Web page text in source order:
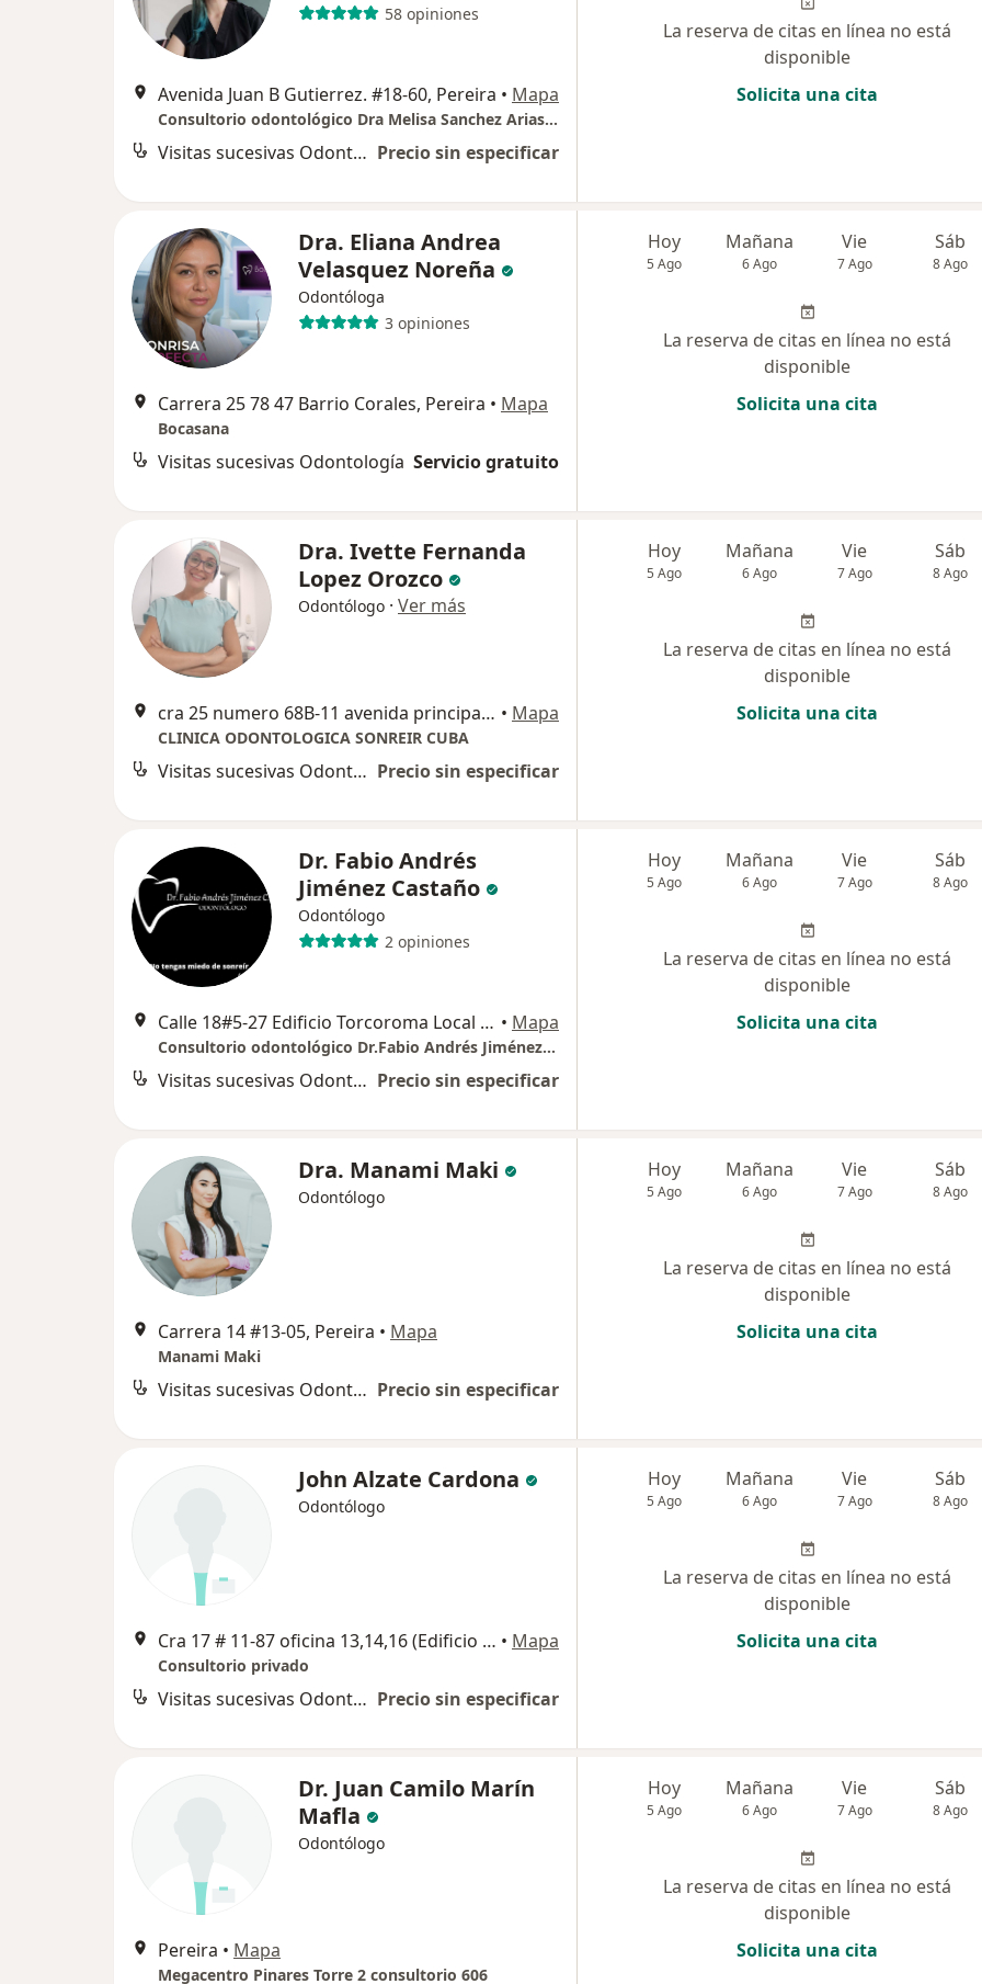
58 opiniones
Avenida Juan B Gutierrez. #18-60, Pereira • Mapa
Consultorio odontológico Dra Melisa Sanchez Arias / Oval Médica consultorio 408
Visitas sucesivas Odontología Precio sin especificar
La reserva de citas en línea no está
disponible
Solicita una cita
Dra. Eliana Andrea
Velasquez Noreña
Odontóloga
3 opiniones
Carrera 25 78 47 Barrio Corales, Pereira • Mapa
Bocasana
Visitas sucesivas Odontología Servicio gratuito
Hoy
5 Ago
Mañana
6 Ago
Vie
7 Ago
Sáb
8 Ago
La reserva de citas en línea no está
disponible
Solicita una cita
Dra. Ivette Fernanda
Lopez Orozco
Odontólogo · Ver más
cra 25 numero 68B-11 avenida principal de Cuba, Pereira • Mapa
CLINICA ODONTOLOGICA SONREIR CUBA
Visitas sucesivas Odontología Precio sin especificar
Hoy
5 Ago
Mañana
6 Ago
Vie
7 Ago
Sáb
8 Ago
La reserva de citas en línea no está
disponible
Solicita una cita
Dr. Fabio Andrés
Jiménez Castaño
Odontólogo
2 opiniones
Calle 18#5-27 Edificio Torcoroma Local 203, Pereira • Mapa
Consultorio odontológico Dr.Fabio Andrés Jiménez C.
Visitas sucesivas Odontología Precio sin especificar
Hoy
5 Ago
Mañana
6 Ago
Vie
7 Ago
Sáb
8 Ago
La reserva de citas en línea no está
disponible
Solicita una cita
Dra. Manami Maki
Odontólogo
Carrera 14 #13-05, Pereira • Mapa
Manami Maki
Visitas sucesivas Odontología Precio sin especificar
Hoy
5 Ago
Mañana
6 Ago
Vie
7 Ago
Sáb
8 Ago
La reserva de citas en línea no está
disponible
Solicita una cita
John Alzate Cardona
Odontólogo
Cra 17 # 11-87 oficina 13,14,16 (Edificio Pinares de San martin, Pereira • Mapa
Consultorio privado
Visitas sucesivas Odontología Precio sin especificar
Hoy
5 Ago
Mañana
6 Ago
Vie
7 Ago
Sáb
8 Ago
La reserva de citas en línea no está
disponible
Solicita una cita
Dr. Juan Camilo Marín
Mafla
Odontólogo
Pereira • Mapa
Megacentro Pinares Torre 2 consultorio 606
Hoy
5 Ago
Mañana
6 Ago
Vie
7 Ago
Sáb
8 Ago
La reserva de citas en línea no está
disponible
Solicita una cita